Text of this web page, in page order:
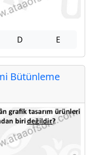
D E
Bütünleme